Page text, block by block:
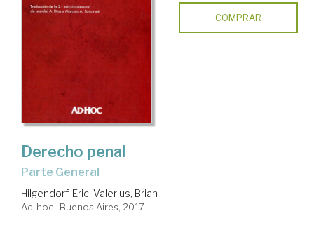
COMPRAR
Derecho penal
Parte General
Hilgendorf, Eric; Valerius, Brian
Ad-hoc . Buenos Aires, 2017